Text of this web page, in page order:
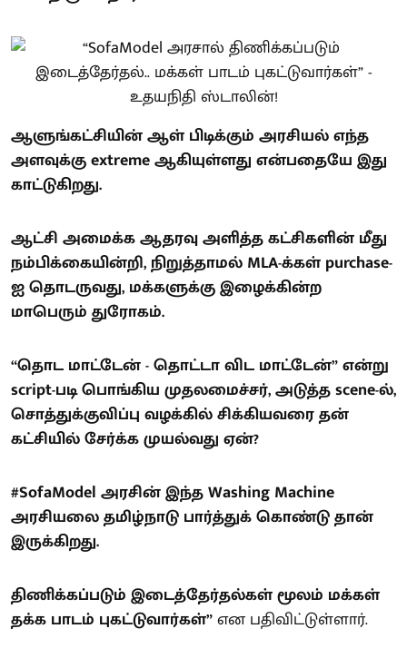
ஆளுங்கட்சியின் ஆள் பிடிக்கும் அரசியல் எந்த
அளவுக்கு extreme ஆகியுள்ளது என்பதையே இது
காட்டுகிறது.
ஆட்சி அமைக்க ஆதரவு அளித்த கட்சிகளின் மீது
நம்பிக்கையின்றி, நிறுத்தாமல் MLA-க்கள் purchase-
ஐ தொடருவது, மக்களுக்கு இழைக்கின்ற
மாபெரும் துரோகம்.
“தொட மாட்டேன் - தொட்டா விட மாட்டேன்” என்று
script-படி பொங்கிய முதலமைச்சர், அடுத்த scene-ல்,
சொத்துக்குவிப்பு வழக்கில் சிக்கியவரை தன்
கட்சியில் சேர்க்க முயல்வது ஏன்?
#SofaModel அரசின் இந்த Washing Machine
அரசியலை தமிழ்நாடு பார்த்துக் கொண்டு தான்
இருக்கிறது.
திணிக்கப்படும் இடைத்தேர்தல்கள் மூலம் மக்கள்
தக்க பாடம் புகட்டுவார்கள்”என பதிவிட்டுள்ளார்.